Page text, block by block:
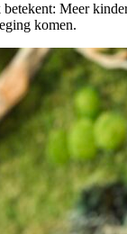
Meer
komen.